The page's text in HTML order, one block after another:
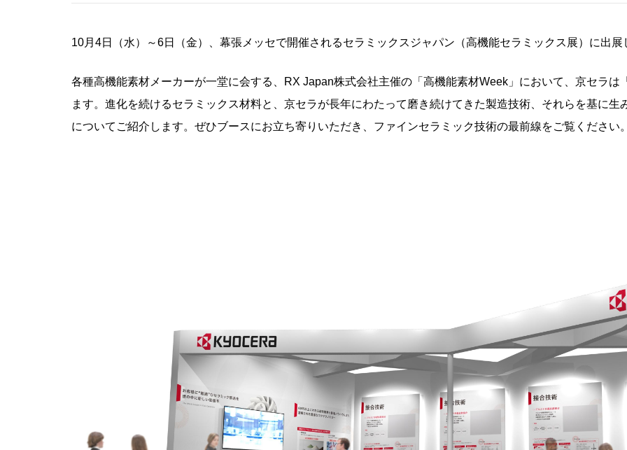
10月4日（水）～6日（金）、幕張メッセで開催されるセラミックスジャパン（高機能セラミックス展）に出展
各種高機能素材メーカーが一堂に会する、RX Japan株式会社主催の「高機能素材Week」において、京セラ
ます。進化を続けるセラミックス材料と、京セラが長年にわたって磨き続けてきた製造技術、それらを基に
についてご紹介します。ぜひブースにお立ち寄りいただき、ファインセラミック技術の最前線をご覧ください